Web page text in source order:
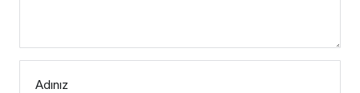
Adınız